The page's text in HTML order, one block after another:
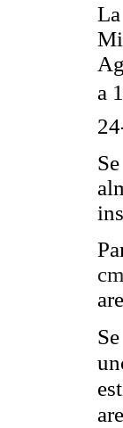
a